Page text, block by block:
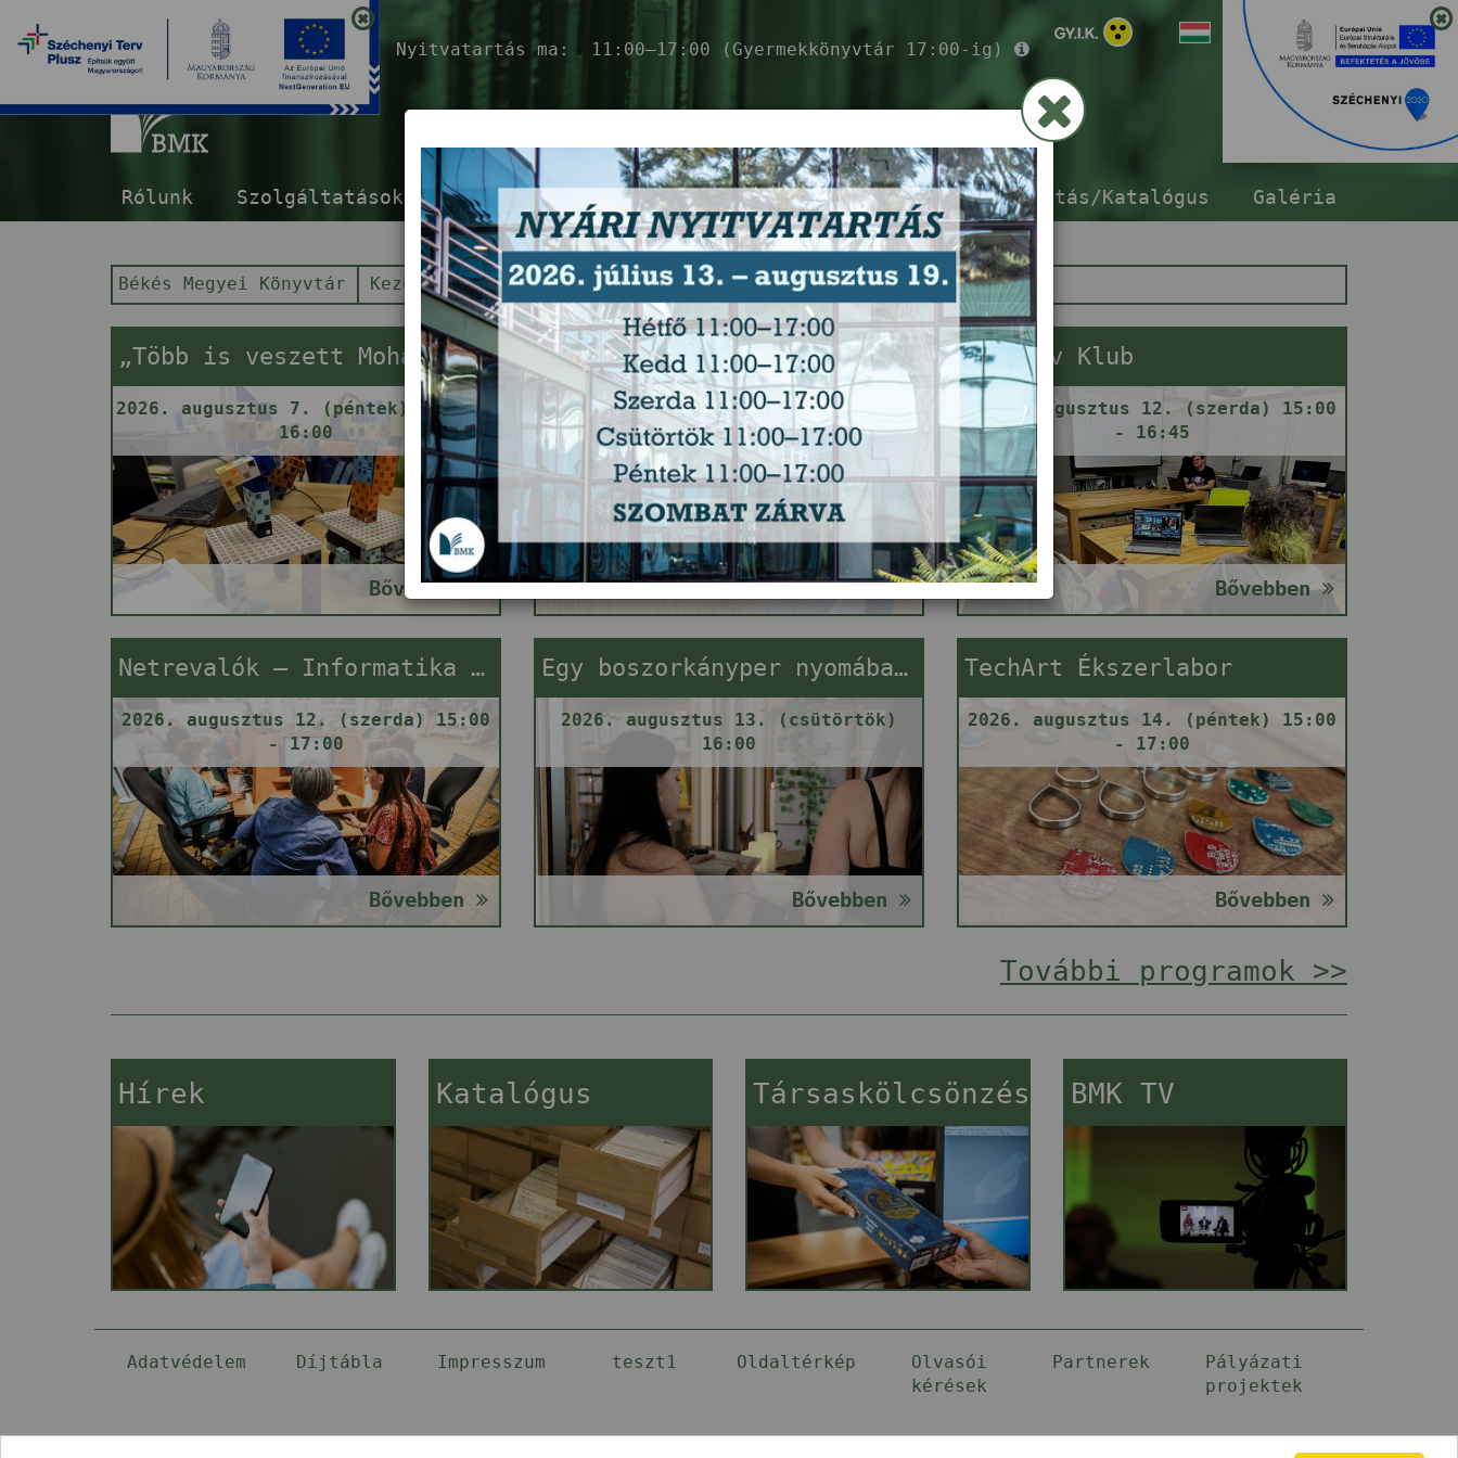
Nyitvatartás ma: 11:00–17:00 (Gyermekkönyvtár 17:00-ig)
Békés Megyei Könyvtár
Rólunk Szolgáltatások E-szolgáltatások Események Ajánló Hosszabbítás/Katalógus Galéria
Békés Megyei Könyvtár Kezdőlap
„Több is veszett Mohácsnál!" – Robotika-foglalkozás
2026. augusztus 7. (péntek) 13:30 -
16:00
Bővebben
Sphero Robot – Gondolkodj gömbben!
2026. augusztus 11. (kedd) 14:00 -
16:00
Bővebben
Gamedev Klub
2026. augusztus 12. (szerda) 15:00
- 16:45
Bővebben
Netrevalók – Informatika segítségnyújtás
2026. augusztus 12. (szerda) 15:00
- 17:00
Bővebben
Egy boszorkányper nyomában (szabadulós játék)
2026. augusztus 13. (csütörtök)
16:00
Bővebben
TechArt Ékszerlabor
2026. augusztus 14. (péntek) 15:00
- 17:00
Bővebben
További programok >>
Hírek Katalógus Társaskölcsönzés BMK TV
Adatvédelem Díjtábla Impresszum teszt1 Oldaltérkép
Olvasói
kérések
Partnerek
Pályázati
projektek